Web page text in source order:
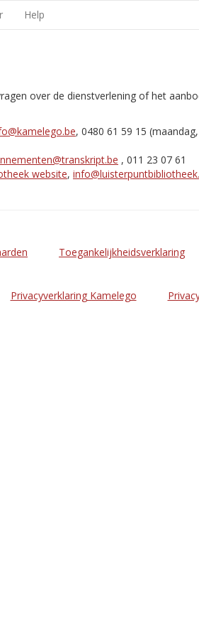
Help
over de dienstverlening of het
, 0480 61 59 15
, 011 23 07 61
website,
Toegankelijkheidsverklaring
Privacyverklaring Kamelego